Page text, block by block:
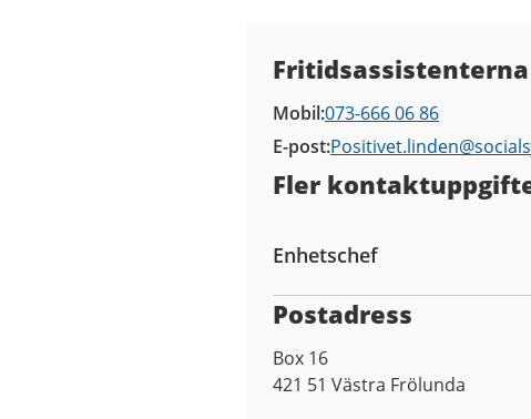
Mobil073-666 06 86
E-post Positivet.linden@
Fler
Enhetschef
Postadress
Box 16
421 51 Västra Frölunda